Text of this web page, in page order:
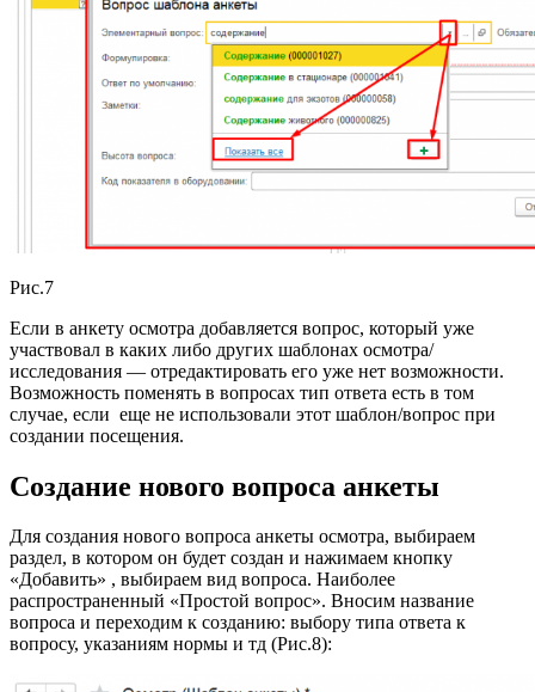
Рис.7
Если в анкету осмотра добавляется вопрос, который уже
участвовал в каких либо других шаблонах осмотра/
исследования — отредактировать его уже нет возможности.
Возможность поменять в вопросах тип ответа есть в том
случае, если еще не использовали этот шаблон/вопрос при
создании посещения.
Создание нового вопроса анкеты
Для создания нового вопроса анкеты осмотра, выбираем
раздел, в котором он будет создан и нажимаем кнопку
«Добавить» , выбираем вид вопроса. Наиболее
распространенный «Простой вопрос». Вносим название
вопроса и переходим к созданию: выбору типа ответа к
вопросу, указаниям нормы и тд (Рис.8):